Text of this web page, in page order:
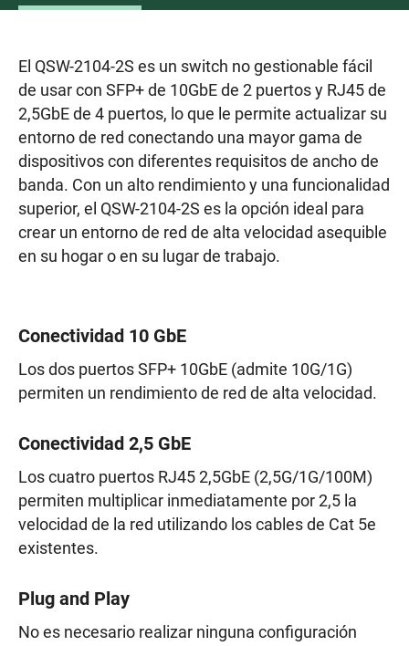
El QSW-2104-2S es un switch no gestionable fácil
de usar con SFP+ de 10GbE de 2 puertos y RJ45 de
2,5GbE de 4 puertos, lo que le permite actualizar su
entorno de red conectando una mayor gama de
dispositivos con diferentes requisitos de ancho de
banda. Con un alto rendimiento y una funcionalidad
superior, el QSW-2104-2S es la opción ideal para
crear un entorno de red de alta velocidad asequible
en su hogar o en su lugar de trabajo.
Conectividad 10 GbE
Los dos puertos SFP+ 10GbE (admite 10G/1G)
permiten un rendimiento de red de alta velocidad.
Conectividad 2,5 GbE
Los cuatro puertos RJ45 2,5GbE (2,5G/1G/100M)
permiten multiplicar inmediatamente por 2,5 la
velocidad de la red utilizando los cables de Cat 5e
existentes.
Plug and Play
No es necesario realizar ninguna configuración